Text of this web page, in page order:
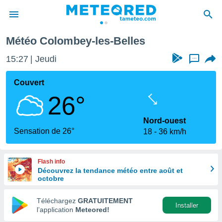
de
en
Météo Colombey-les-Belles
15:27 Jeudi ...
Couvert
26°
Sensation de 26°
Nord-ouest
18
36 km/h
Flash info
Découvrez la tendance météo entre août et
octobre
Téléchargez GRATUITEMENT
l’application Meteored!
Installer